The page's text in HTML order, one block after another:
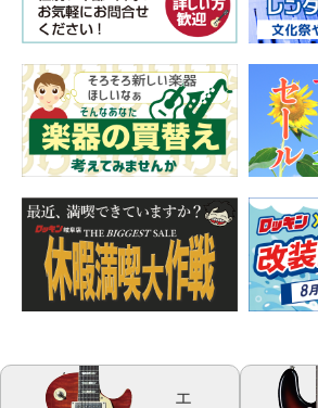
エ